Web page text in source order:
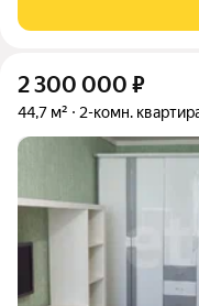
кафель нового образца. В
2 300 000 ₽
44,7 м² 2-комн.